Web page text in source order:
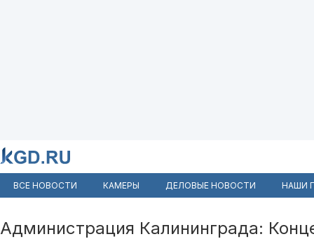
ВСЕ НОВОСТИ КАМЕРЫ ДЕЛОВЫЕ НОВОСТИ НАШИ
Администрация Калининграда: